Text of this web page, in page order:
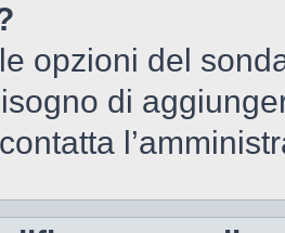
opzioni del
di